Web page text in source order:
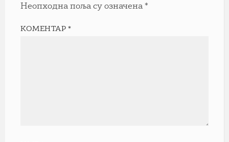
Неопходна поља су означена *
КОМЕНТАР*